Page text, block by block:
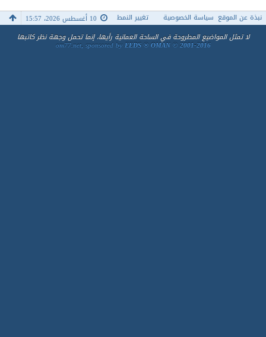
نبذة عن الموقع سياسة الخصوصية 10 أغسطس 2026، 15:57
تغيير النمط
لا تمثل المواضيع المطروحة في الساحة العمانية رأيها، إنما تحمل وجهة نظر كاتبها
om77.net, sponsored byEEDS ® OMAN © 2001-2016